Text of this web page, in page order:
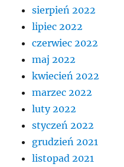
sierpień 2022
lipiec 2022
czerwiec 2022
maj 2022
kwiecień 2022
marzec 2022
luty 2022
styczeń 2022
grudzień 2021
listopad 2021